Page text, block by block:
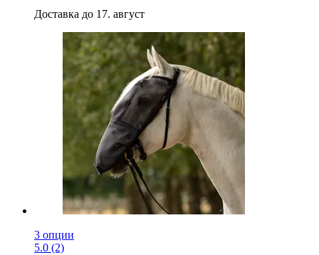
Доставка до 17. август
3 опции
5.0 (2)